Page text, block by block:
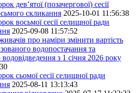
дев’ятої (позачергової) сесії
скликання 2025-10-01 11:56:38
восьмої сесії селищної ради
2025-09-08 11:57:52
про наміри змінити вартість
водопостачання та
водовідведення з 1 січня 2026 року
сьомої сесії селищної ради
2025-08-11 13:13:43